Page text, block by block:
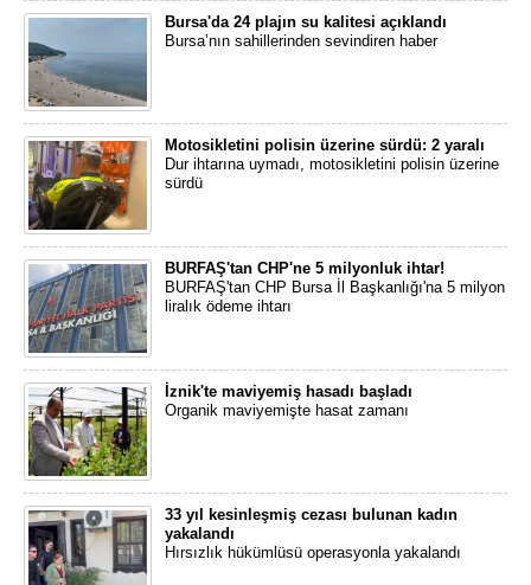
Bursa'da 24 plajın su kalitesi açıklandı
Bursa’nın sahillerinden sevindiren haber
Motosikletini polisin üzerine sürdü: 2 yaralı
Dur ihtarına uymadı, motosikletini polisin üzerine
sürdü
BURFAŞ'tan CHP'ne 5 milyonluk ihtar!
BURFAŞ'tan CHP Bursa İl Başkanlığı'na 5 milyon
liralık ödeme ihtarı
İznik'te maviyemiş hasadı başladı
Organik maviyemişte hasat zamanı
33 yıl kesinleşmiş cezası bulunan kadın
yakalandı
Hırsızlık hükümlüsü operasyonla yakalandı